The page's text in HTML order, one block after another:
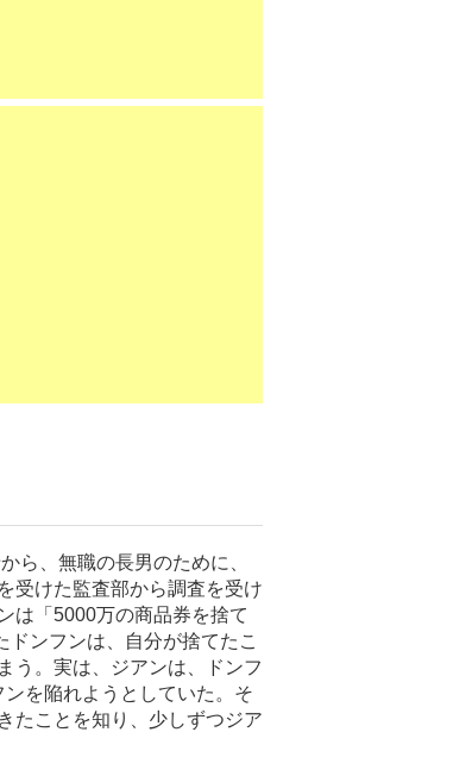
ら、無職の長男のために、
受けた監査部から調査を受け
は「5000万の商品券を捨て
ンフンは、自分が捨てたこ
う。実は、ジアンは、ドンフ
を陥れようとしていた。そ
たことを知り、少しずつジア